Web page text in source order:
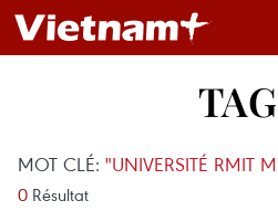
MOT CLÉ: "UNIVERSITÉ RMIT
0 Résultat